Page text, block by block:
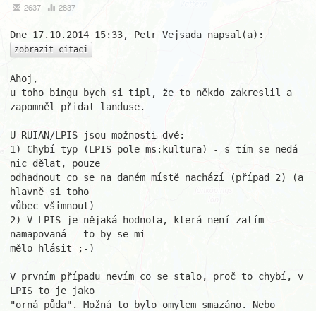
2637 2837
zobrazit citaci
Ahoj,
u toho bingu bych si tipl, že to někdo zakreslil a
zapomněl přidat landuse.
U RUIAN/LPIS jsou možnosti dvě:
1) Chybí typ (LPIS pole ms:kultura) - s tím se nedá
nic dělat, pouze
odhadnout co se na daném místě nachází (případ 2) (a
hlavně si toho
vůbec všimnout)
2) V LPIS je nějaká hodnota, která není zatím
namapovaná - to by se mi
mělo hlásit ;-)
V prvním případu nevím co se stalo, proč to chybí, v
LPIS to je jako
"orná půda". Možná to bylo omylem smazáno. Nebo